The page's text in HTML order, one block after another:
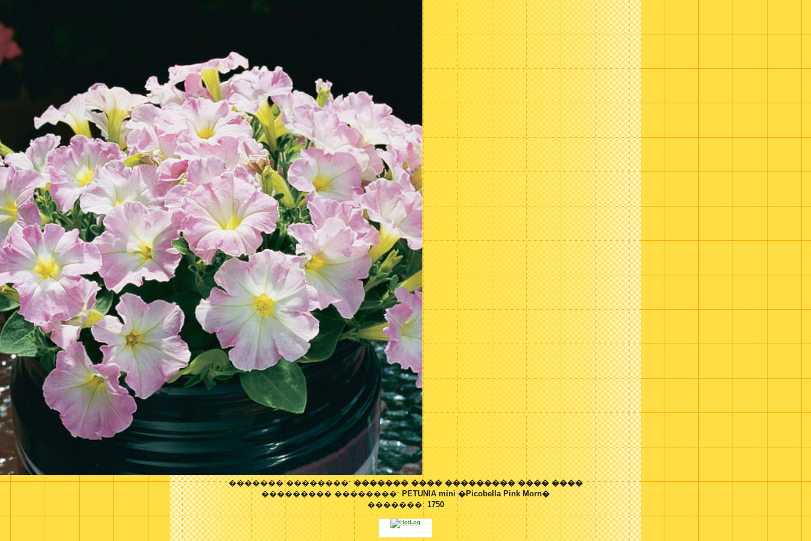
������� ��������:������� ���� ��������� ���� ����
��������� ��������: PETUNIA mini �Picobella Pink Morn�
�������: 1750